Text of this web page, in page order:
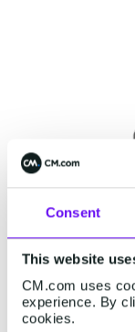
Consent
This website
CM.com uses
experience. By
cookies.